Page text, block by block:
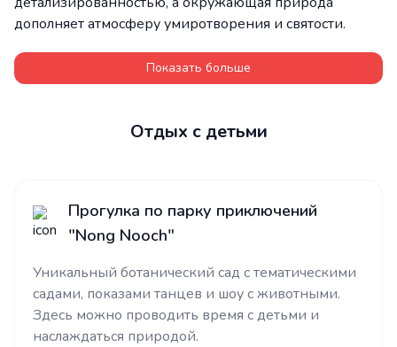
дополняет атмосферу умиротворения и святости.
Показать больше
Отдых с детьми
Прогулка по парку приключений
"Nong Nooch"
Уникальный ботанический сад с тематическими
садами, показами танцев и шоу с животными.
Здесь можно проводить время с детьми и
наслаждаться природой.